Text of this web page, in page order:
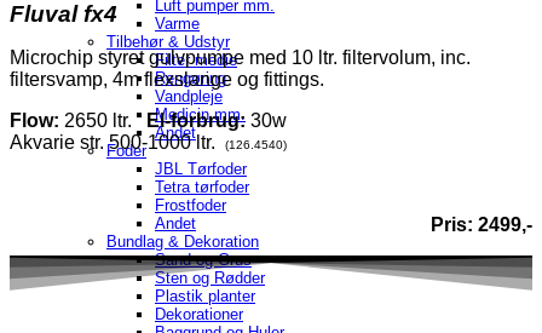
Luft pumper mm.
Varme
Tilbehør & Udstyr
Filter medie
Rengøring
Vandpleje
Medicin mm.
Andet
Foder
JBL Tørfoder
Tetra tørfoder
Frostfoder
Andet
Bundlag & Dekoration
Sand og Grus
Sten og Rødder
Plastik planter
Dekorationer
Fluval fx4
Microchip styret gulvpumpe med 10 ltr. filtervolum, inc.
filtersvamp, 4m flexslange og fittings.
Flow: 2650 ltr. El-forbrug: 30w
Akvarie str. 500-1000 ltr.
(126.4540)
Pris: 2499,-